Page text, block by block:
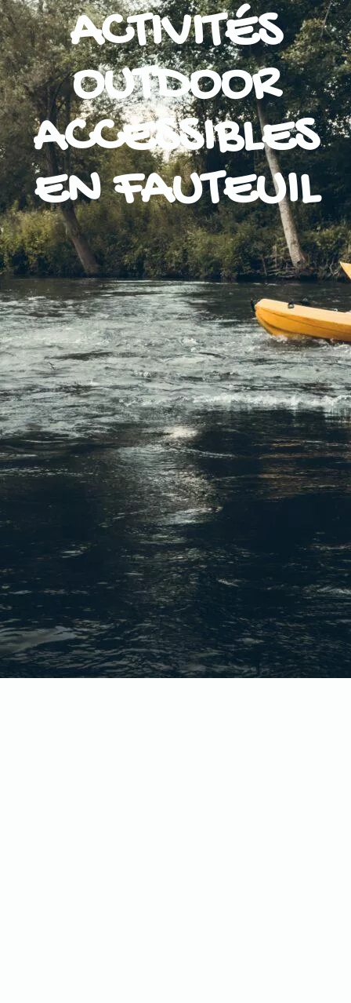
ACTIVITÉS
OUTDOOR
ACCESSIBLES
EN FAUTEUIL